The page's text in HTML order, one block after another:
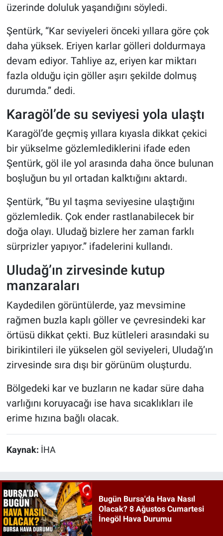
üzerinde doluluk yaşandığını söyledi.
Şentürk, “Kar seviyeleri önceki yıllara göre çok
daha yüksek. Eriyen karlar gölleri doldurmaya
devam ediyor. Tahliye az, eriyen kar miktarı
fazla olduğu için göller aşırı şekilde dolmuş
durumda.” dedi.
Karagöl’de su seviyesi yola ulaştı
Karagöl’de geçmiş yıllara kıyasla dikkat çekici
bir yükselme gözlemlediklerini ifade eden
Şentürk, göl ile yol arasında daha önce bulunan
boşluğun bu yıl ortadan kalktığını aktardı.
Şentürk, “Bu yıl taşma seviyesine ulaştığını
gözlemledik. Çok ender rastlanabilecek bir
doğa olayı. Uludağ bizlere her zaman farklı
sürprizler yapıyor.” ifadelerini kullandı.
Uludağ’ın zirvesinde kutup
manzaraları
Kaydedilen görüntülerde, yaz mevsimine
rağmen buzla kaplı göller ve çevresindeki kar
örtüsü dikkat çekti. Buz kütleleri arasındaki su
birikintileri ile yükselen göl seviyeleri, Uludağ’ın
zirvesinde sıra dışı bir görünüm oluşturdu.
Bölgedeki kar ve buzların ne kadar süre daha
varlığını koruyacağı ise hava sıcaklıkları ile
erime hızına bağlı olacak.
Kaynak: İHA
Bugün Bursa'da Hava Nasıl
Olacak? 8 Ağustos Cumartesi
İnegöl Hava Durumu